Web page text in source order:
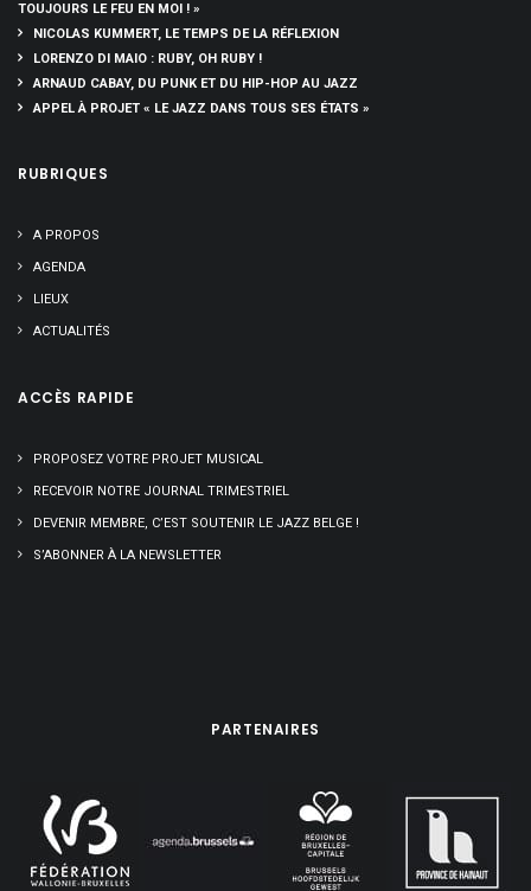
TOUJOURS LE FEU EN MOI ! »
NICOLAS KUMMERT, LE TEMPS DE LA RÉFLEXION
LORENZO DI MAIO : RUBY, OH RUBY !
ARNAUD CABAY, DU PUNK ET DU HIP-HOP AU JAZZ
APPEL À PROJET « LE JAZZ DANS TOUS SES ÉTATS »
RUBRIQUES
A PROPOS
AGENDA
LIEUX
ACTUALITÉS
ACCÈS RAPIDE
PROPOSEZ VOTRE PROJET MUSICAL
RECEVOIR NOTRE JOURNAL TRIMESTRIEL
DEVENIR MEMBRE, C’EST SOUTENIR LE JAZZ BELGE !
S’ABONNER À LA NEWSLETTER
PARTENAIRES